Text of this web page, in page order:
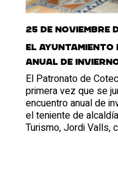
25 de noviembre
El
anual de
El Patronato de
primera vez que se
encuentro anual de
el teniente de
Turismo, Jordi Valls,